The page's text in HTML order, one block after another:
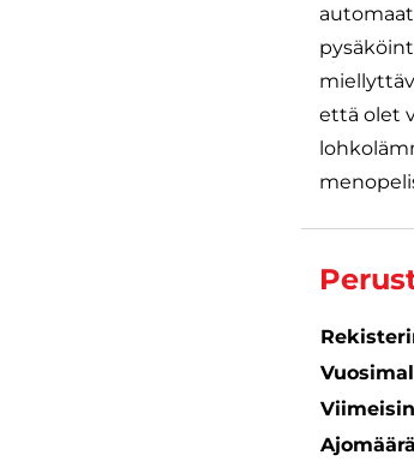
että olet
Ajomäärä